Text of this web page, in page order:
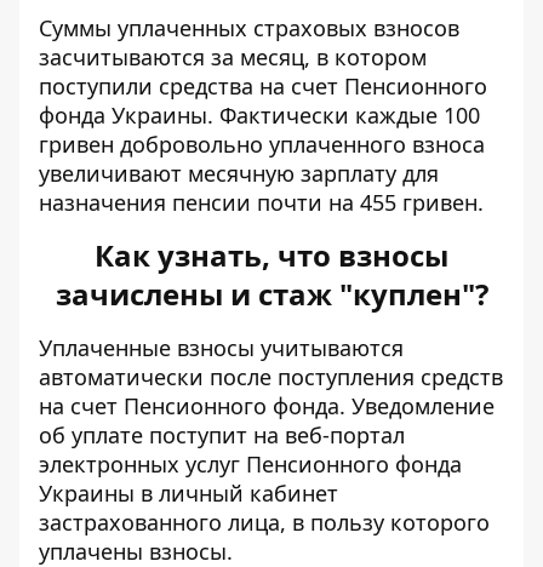
Суммы уплаченных страховых взносов
засчитываются за месяц, в котором
поступили средства на счет Пенсионного
фонда Украины. Фактически каждые 100
гривен добровольно уплаченного взноса
увеличивают месячную зарплату для
назначения пенсии почти на 455 гривен.
Как узнать, что взносы
зачислены и стаж "куплен"?
Уплаченные взносы учитываются
автоматически после поступления средств
на счет Пенсионного фонда. Уведомление
об уплате поступит на веб-портал
электронных услуг Пенсионного фонда
Украины в личный кабинет
застрахованного лица, в пользу которого
уплачены взносы.